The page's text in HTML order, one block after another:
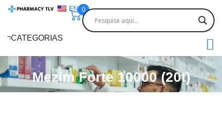
EN 0
CATEGORIAS
Mezim Forte 10000 (20t)